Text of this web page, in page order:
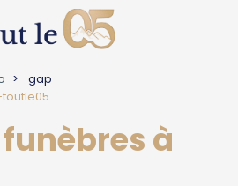
gap
à